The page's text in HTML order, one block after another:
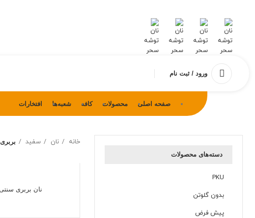
ورود / ثبت نام
صفحه اصلی محصولات کافه شعبه‌ها افتخارات
دسته‌های محصولات
PKU
بدون گلوتن
پیش فرض
خانه نان سفید بربری
نان بربری